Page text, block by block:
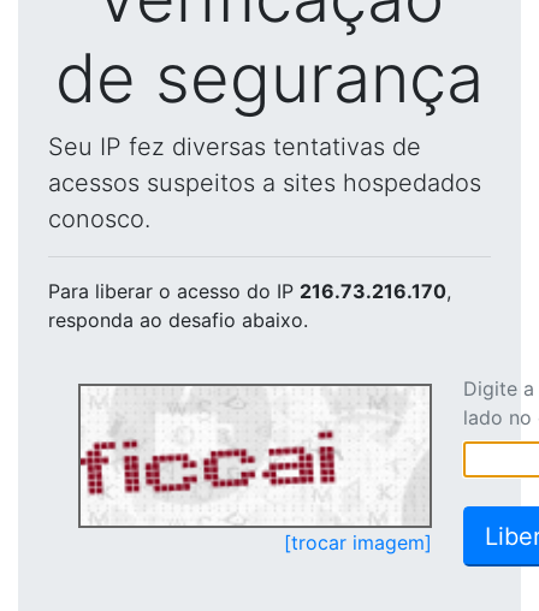
de segurança
Seu IP fez diversas tentativas de
acessos suspeitos a sites hospedados
conosco.
Para liberar o acesso do IP 216.73.216.170,
responda ao desafio abaixo.
[trocar imagem]
Digite
lado no